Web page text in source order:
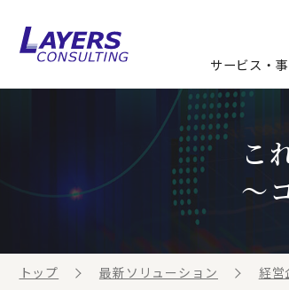
サービス・
コンサルティン
コンサルティング
お客様の声
セミナー情報
最新ソリューショ
コラム
ビジネス用語集
ビジネステーマ
企業情報
お知らせ
連載／寄稿／書籍
こ
～
トップ 最新ソリューション 経営